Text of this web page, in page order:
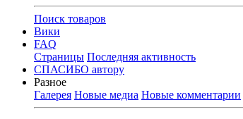
Поиск товаров
Вики
FAQ
Страницы Последняя активность
СПАСИБО автору
Разное
Галерея Новые медиа Новые комментарии